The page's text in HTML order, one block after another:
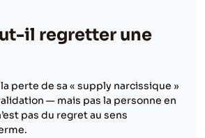
il regretter une
perte de sa « supply narcissique »
— mais pas la personne en
pas du regret au sens